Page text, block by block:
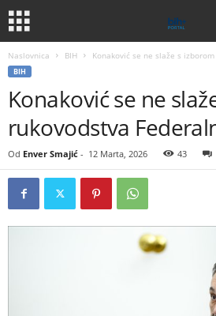
Naslovnica BIH Konaković se ne slaže s
BIH
Konaković se ne
rukovodstva
Od Enver Smajić - 12 Marta, 2026 43